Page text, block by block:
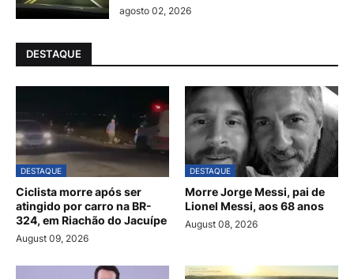
agosto 02, 2026
DESTAQUE
DESTAQUE
Ciclista morre após ser
atingido por carro na BR-
324, em Riachão do Jacuípe
August 09, 2026
DESTAQUE
Morre Jorge Messi, pai de
Lionel Messi, aos 68 anos
August 08, 2026